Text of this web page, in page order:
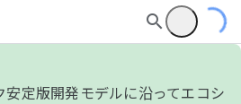
定版開発モデルに沿ってエコシ